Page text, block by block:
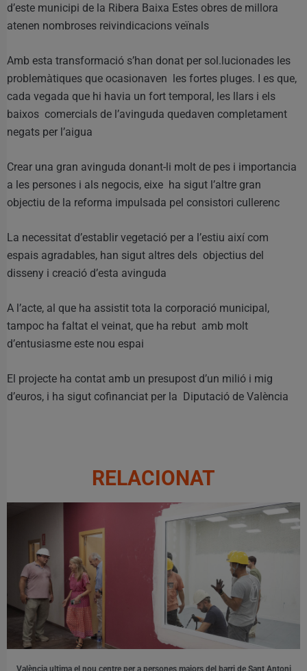
d’este municipi de la Ribera Baixa Estes obres de millora
atenen nombroses reivindicacions veïnals
Amb esta transformació s’han donat per sol.lucionades les
problemàtiques que ocasionaven les fortes pluges. I es que,
cada vegada que hi havia un fort temporal, les llars i els
baixos comercials de l’avinguda quedaven completament
negats per l’aigua
Crear una gran avinguda donant-li molt de pes i importancia
a les persones i als negocis, eixe ha sigut l’altre gran
objectiu de la reforma impulsada pel consistori cullerenc
La necessitat d’establir vegetació per a l’estiu així com
espais agradables, han sigut altres dels objectius del
disseny i creació d’esta avinguda
A l’acte, al que ha assistit tota la corporació municipal,
tampoc ha faltat el veinat, que ha rebut amb molt
d’entusiasme este nou espai
El projecte ha contat amb un presupost d’un milió i mig
d’euros, i ha sigut cofinanciat per la Diputació de València
RELACIONAT
València ultima el nou centre per a persones majors del barri de Sant Antoni